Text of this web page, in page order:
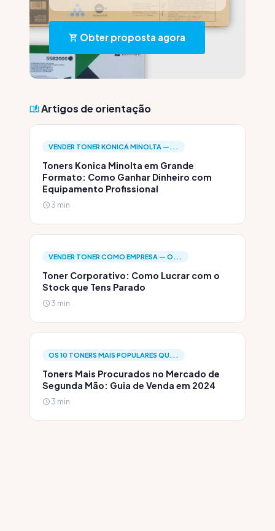
Obter proposta agora
Artigos de orientação
VENDER TONER KONICA MINOLTA —...
Toners Konica Minolta em Grande
Formato: Como Ganhar Dinheiro com
Equipamento Profissional
3 min
VENDER TONER COMO EMPRESA — O...
Toner Corporativo: Como Lucrar com o
Stock que Tens Parado
3 min
OS 10 TONERS MAIS POPULARES QU...
Toners Mais Procurados no Mercado de
Segunda Mão: Guia de Venda em 2024
3 min